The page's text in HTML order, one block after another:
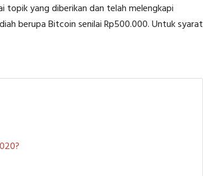
yang diberikan dan telah melengkapi
berupa Bitcoin senilai Rp500.000. Untuk syarat